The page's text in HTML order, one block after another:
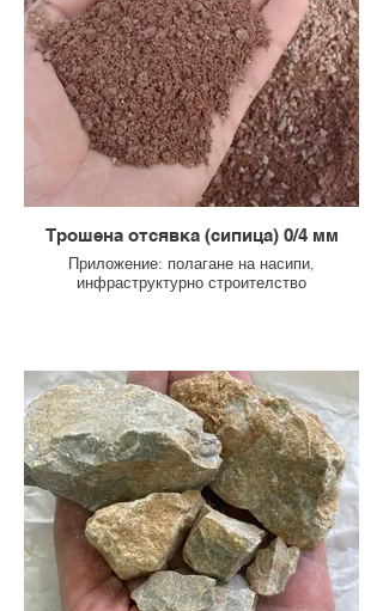
Трошенa отсявка (сипица) 0/4 мм
Приложение: полагане на насипи,
инфраструктурно строителство